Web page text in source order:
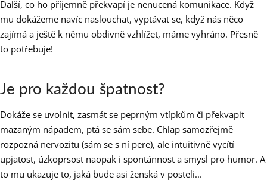
Další, co ho příjemně překvapí je nenucená komunikace. Když
mu dokážeme navíc naslouchat, vyptávat se, když nás něco
zajímá a ještě k němu obdivně vzhlížet, máme vyhráno. Přesně
to potřebuje!
Je pro každou špatnost?
Dokáže se uvolnit, zasmát se peprným vtípkům či překvapit
mazaným nápadem, ptá se sám sebe. Chlap samozřejmě
rozpozná nervozitu (sám se s ní pere), ale intuitivně vycítí
upjatost, úzkoprsost naopak i spontánnost a smysl pro humor. A
to mu ukazuje to, jaká bude asi ženská v posteli...